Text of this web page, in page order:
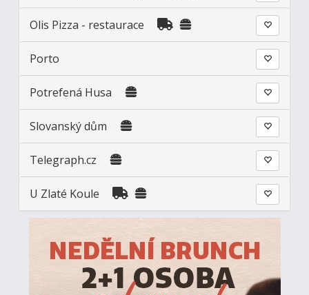
Olis Pizza - restaurace
Porto
Potrefená Husa
Slovanský dům
Telegraph.cz
U Zlaté Koule